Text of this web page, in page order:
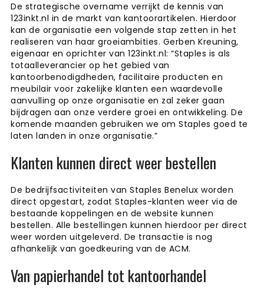
De strategische overname verrijkt de kennis van
123inkt.nl in de markt van kantoorartikelen. Hierdoor
kan de organisatie een volgende stap zetten in het
realiseren van haar groeiambities. Gerben Kreuning,
eigenaar en oprichter van 123inkt.nl: “Staples is als
totaalleverancier op het gebied van
kantoorbenodigdheden, facilitaire producten en
meubilair voor zakelijke klanten een waardevolle
aanvulling op onze organisatie en zal zeker gaan
bijdragen aan onze verdere groei en ontwikkeling. De
komende maanden gebruiken we om Staples goed te
laten landen in onze organisatie.”
Klanten kunnen direct weer bestellen
De bedrijfsactiviteiten van Staples Benelux worden
direct opgestart, zodat Staples-klanten weer via de
bestaande koppelingen en de website kunnen
bestellen. Alle bestellingen kunnen hierdoor per direct
weer worden uitgeleverd. De transactie is nog
afhankelijk van goedkeuring van de ACM.
Van papierhandel tot kantoorhandel